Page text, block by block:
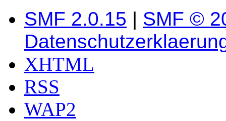
SMF 2.0.15 | SMF ©
XHTML
RSS
WAP2